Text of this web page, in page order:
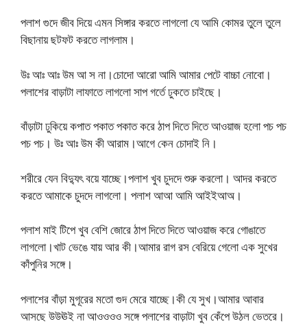
পলাশ গুদে জীব দিয়ে এমন সিঙ্গার করতে লাগলো যে আমি কোমর তুলে তুলে
বিছানায় ছটফট করতে লাগলাম।
উঃ আঃ আঃ উম আ স না।চোদো আরো আমি আমার পেটে বাচ্চা নোবো।
পলাশের বাড়াটা লাফাতে লাগলো সাপ গর্তে ঢুকতে চাইছে।
বাঁড়াটা ঢুকিয়ে কপাত পকাত পকাত করে ঠাপ দিতে দিতে আওয়াজ হলো পচ পচ
পচ পচ। উঃ আঃ উম কী আরাম।আগে কেন চোদাই নি।
শরীরে যেন বিদ্যুৎ বয়ে যাচ্ছে।পলাশ খুব চুদদে শুরু করলো। আদর করতে
করতে আমাকে চুদদে লাগলো। পলাশ আআ আমি আইইআঅ।
পলাশ মাই টিপে খুব বেশি জোরে ঠাপ দিতে দিতে আওয়াজ করে গোঙাতে
লাগলো।খাট ভেঙে যায় আর কী।আমার রাগ রস বেরিয়ে গেলো এক সুখের
কাঁপুনির সঙ্গে।
পলাশের বাঁড়া মুগূরের মতো গুদ মেরে যাচ্ছে।কী যে সুখ।আমার আবার
আসছে উউঊই না আওওওও সঙ্গে পলাশের বাড়াটা খুব কেঁপে উঠল ভেতরে।